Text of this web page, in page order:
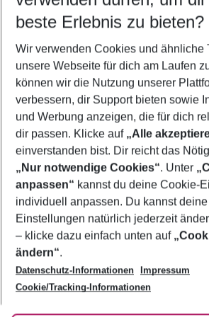
5-8 Nächte
2 Erwachsene Keine Kinder
Mehr Filter anzeigen
Footer
Footer navigation
Über uns
AGB
Bestpreisgarantie
Cookie-Einstellungen ändern
Cookie-Richtlinie
Agenturbetreuung
Barrierefreies Reisen
Folge uns
beste Erlebnis zu bieten?
Wir verwenden Cookies und ähnliche
unsere Webseite für dich am Laufen
können wir die Nutzung unserer
verbessern, dir Support bieten sowie
und Werbung anzeigen, die für dich
dir passen. Klicke auf „Alle
einverstanden bist. Dir reicht das
„Nur notwendige Cookies“. Unter
anpassen“ kannst du deine Cookie-
individuell anpassen. Du kannst
Einstellungen natürlich jederzeit
– klicke dazu einfach unten auf
ändern“.
Datenschutz-Informationen
Impressum
Cookie/Tracking-Informationen